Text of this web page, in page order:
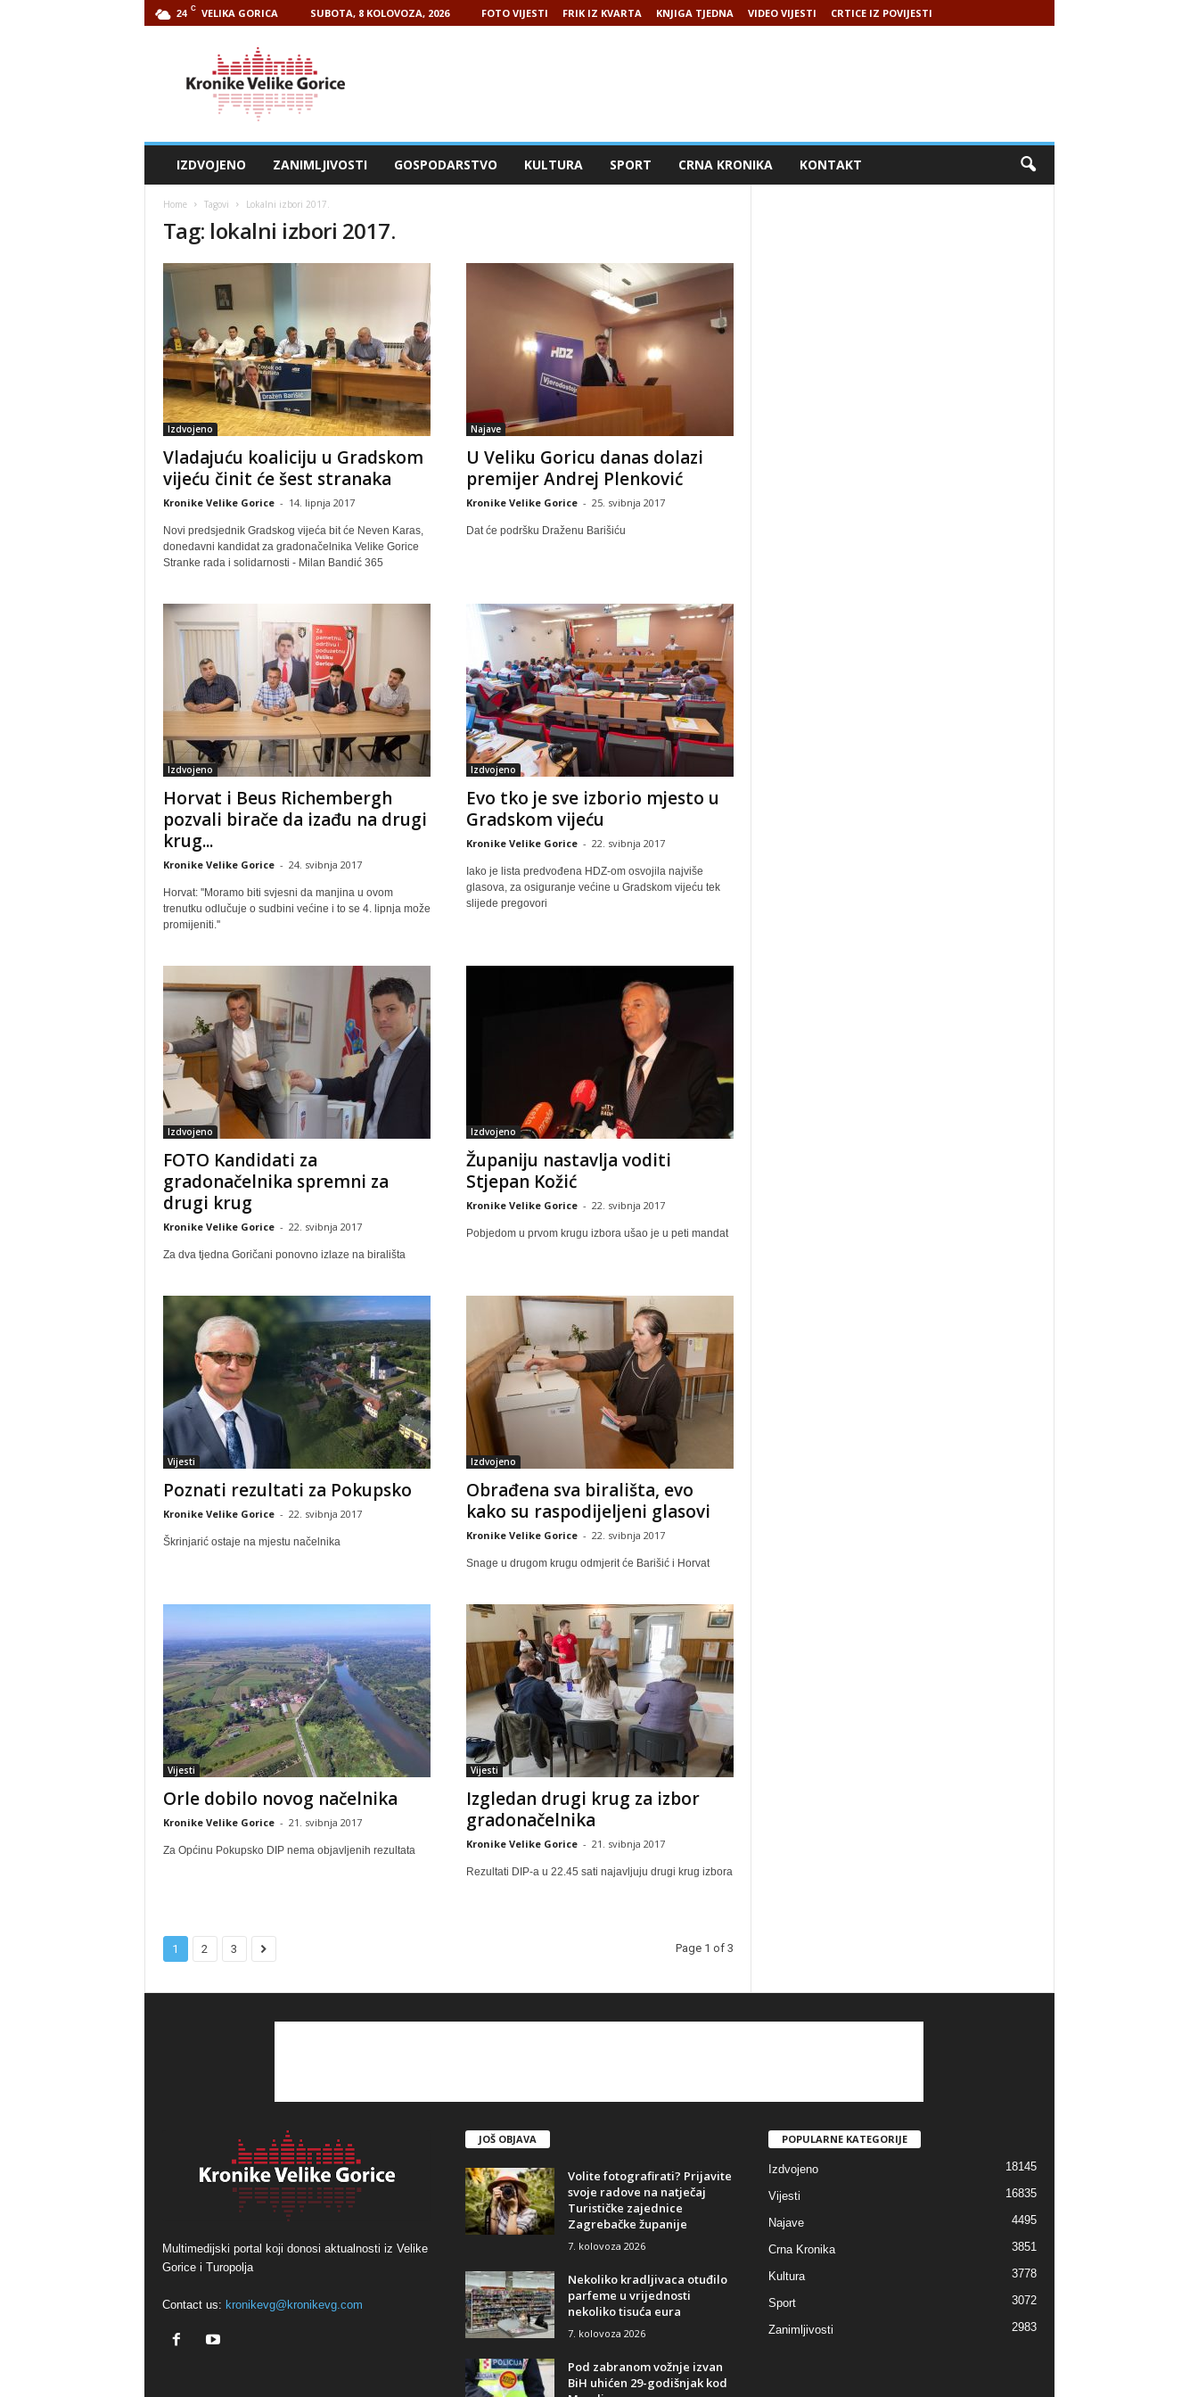
24 C VELIKA GORICA SUBOTA, 8 KOLOVOZA, 2026 FOTO VIJESTI FRIK IZ KVARTA KNJIGA TJEDNA VIDEO VIJESTI CRTICE IZ POVIJESTI
IZDVOJENO ZANIMLJIVOSTI GOSPODARSTVO KULTURA SPORT CRNA KRONIKA KONTAKT
Home Tagovi Lokalni izbori 2017.
Tag: lokalni izbori 2017.
Izdvojeno
Vladajuću koaliciju u Gradskom
vijeću činit će šest stranaka
Kronike Velike Gorice - 14. lipnja 2017
Novi predsjednik Gradskog vijeća bit će Neven Karas,
donedavni kandidat za gradonačelnika Velike Gorice
Stranke rada i solidarnosti - Milan Bandić 365
Najave
U Veliku Goricu danas dolazi
premijer Andrej Plenković
Kronike Velike Gorice - 25. svibnja 2017
Dat će podršku Draženu Barišiću
Izdvojeno
Horvat i Beus Richembergh
pozvali birače da izađu na drugi
krug...
Kronike Velike Gorice - 24. svibnja 2017
Horvat: ''Moramo biti svjesni da manjina u ovom
trenutku odlučuje o sudbini većine i to se 4. lipnja može
promijeniti.''
Izdvojeno
Evo tko je sve izborio mjesto u
Gradskom vijeću
Kronike Velike Gorice - 22. svibnja 2017
Iako je lista predvođena HDZ-om osvojila najviše
glasova, za osiguranje većine u Gradskom vijeću tek
slijede pregovori
Izdvojeno
FOTO Kandidati za
gradonačelnika spremni za
drugi krug
Kronike Velike Gorice - 22. svibnja 2017
Za dva tjedna Goričani ponovno izlaze na birališta
Izdvojeno
Županiju nastavlja voditi
Stjepan Kožić
Kronike Velike Gorice - 22. svibnja 2017
Pobjedom u prvom krugu izbora ušao je u peti mandat
Vijesti
Poznati rezultati za Pokupsko
Kronike Velike Gorice - 22. svibnja 2017
Škrinjarić ostaje na mjestu načelnika
Izdvojeno
Obrađena sva birališta, evo
kako su raspodijeljeni glasovi
Kronike Velike Gorice - 22. svibnja 2017
Snage u drugom krugu odmjerit će Barišić i Horvat
Vijesti
Orle dobilo novog načelnika
Kronike Velike Gorice - 21. svibnja 2017
Za Općinu Pokupsko DIP nema objavljenih rezultata
Vijesti
Izgledan drugi krug za izbor
gradonačelnika
Kronike Velike Gorice - 21. svibnja 2017
Rezultati DIP-a u 22.45 sati najavljuju drugi krug izbora
1 2 3 Page 1 of 3
Multimedijski portal koji donosi aktualnosti iz Velike
Gorice i Turopolja
Contact us: kronikevg@kronikevg.com
JOŠ OBJAVA
Volite fotografirati? Prijavite
svoje radove na natječaj
Turističke zajednice
Zagrebačke županije
7. kolovoza 2026
Nekoliko kradljivaca otuđilo
parfeme u vrijednosti
nekoliko tisuća eura
7. kolovoza 2026
Pod zabranom vožnje izvan
BiH uhićen 29-godišnjak kod
POPULARNE KATEGORIJE
Izdvojeno 18145
Vijesti 16835
Najave 4495
Crna Kronika 3851
Kultura 3778
Sport 3072
Zanimljivosti 2983